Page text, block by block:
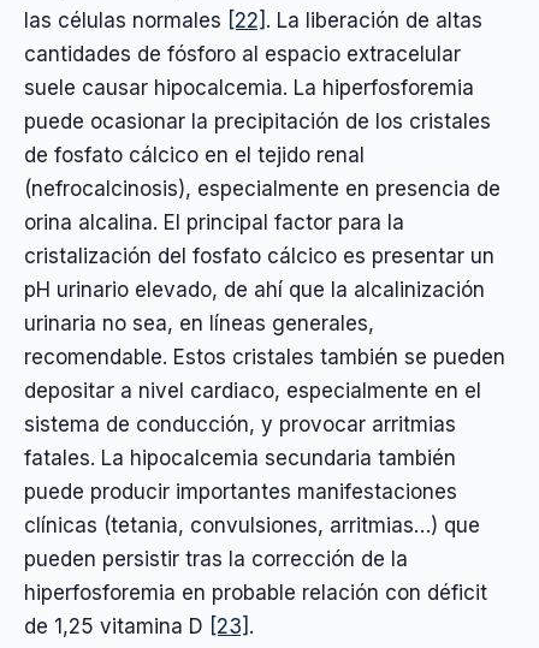
las células normales [22] . La liberación de altas
cantidades de fósforo al espacio extracelular
suele causar hipocalcemia. La hiperfosforemia
puede ocasionar la precipitación de los cristales
de fosfato cálcico en el tejido renal
(nefrocalcinosis), especialmente en presencia de
orina alcalina. El principal factor para la
cristalización del fosfato cálcico es presentar un
pH urinario elevado, de ahí que la alcalinización
urinaria no sea, en líneas generales,
recomendable. Estos cristales también se pueden
depositar a nivel cardiaco, especialmente en el
sistema de conducción, y provocar arritmias
fatales. La hipocalcemia secundaria también
puede producir importantes manifestaciones
clínicas (tetania, convulsiones, arritmias…) que
pueden persistir tras la corrección de la
hiperfosforemia en probable relación con déficit
de 1,25 vitamina D [23] .